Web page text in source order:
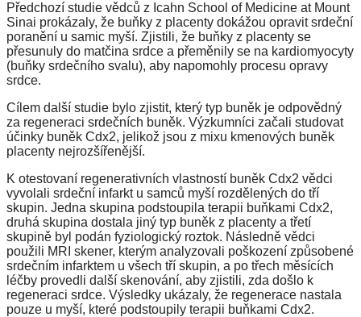
infarktu
Předchozí studie vědců z Icahn School of Medicine at Mount
Sinai prokázaly, že buňky z placenty dokážou opravit srdeční
poranění u samic myší. Zjistili, že buňky z placenty se
přesunuly do matčina srdce a přeměnily se na kardiomyocyty
(buňky srdečního svalu), aby napomohly procesu opravy
srdce.
Cílem další studie bylo zjistit, který typ buněk je odpovědný
za regeneraci srdečních buněk. Výzkumníci začali studovat
účinky buněk Cdx2, jelikož jsou z mixu kmenových buněk
placenty nejrozšířenější.
K otestovaní regenerativních vlastností buněk Cdx2 vědci
vyvolali srdeční infarkt u samců myší rozdělených do tří
skupin. Jedna skupina podstoupila terapii buňkami Cdx2,
druhá skupina dostala jiný typ buněk z placenty a třetí
skupině byl podán fyziologický roztok. Následně vědci
použili MRI skener, kterým analyzovali poškození způsobené
srdečním infarktem u všech tří skupin, a po třech měsících
léčby provedli další skenování, aby zjistili, zda došlo k
regeneraci srdce. Výsledky ukázaly, že regenerace nastala
pouze u myší, které podstoupily terapii buňkami Cdx2.